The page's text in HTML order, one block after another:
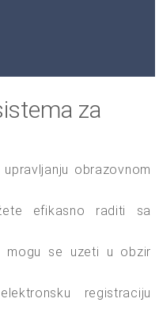
za
obrazovnom
efikasno raditi sa
mogu se uzeti u obzir
registraciju